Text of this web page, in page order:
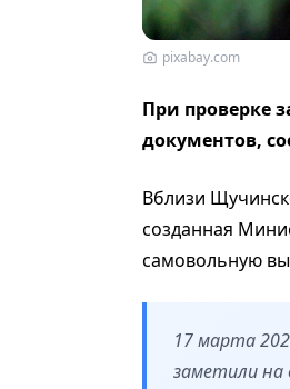
pixabay.com
При проверке
документов,
Вблизи
созданная
самовольную
17 марта
заметили на